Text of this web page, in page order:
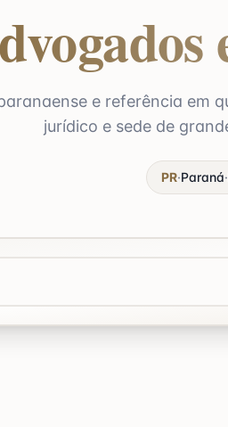
e referência em
jurídico e sede de
PR·Paraná·